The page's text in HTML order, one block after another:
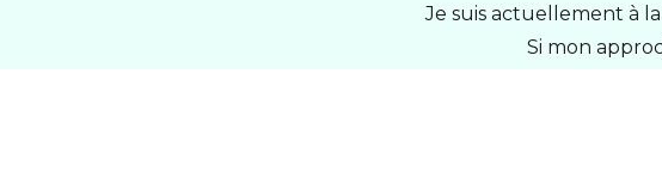
Je suis actuellement à
Si mon